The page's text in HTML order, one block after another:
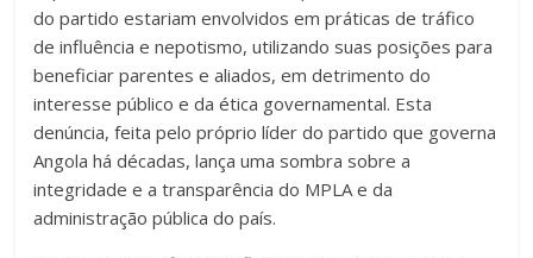
do partido estariam envolvidos em práticas de tráfico
de influência e nepotismo, utilizando suas posições para
beneficiar parentes e aliados, em detrimento do
interesse público e da ética governamental. Esta
denúncia, feita pelo próprio líder do partido que governa
Angola há décadas, lança uma sombra sobre a
integridade e a transparência do MPLA e da
administração pública do país.